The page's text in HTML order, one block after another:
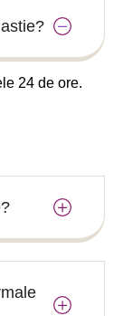
24 de ore.